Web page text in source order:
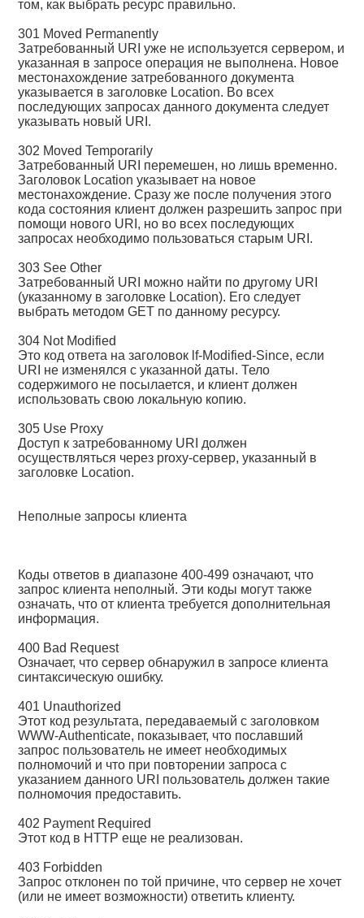
том, как выбрать ресурс правильно.
301 Moved Permanently
Затребованный URI уже не используется сервером, и
указанная в запросе операция не выполнена. Новое
местонахождение затребованного документа
указывается в заголовке Location. Во всех
последующих запросах данного документа следует
указывать новый URI.
302 Moved Temporarily
Затребованный URI перемешен, но лишь временно.
Заголовок Location указывает на новое
местонахождение. Сразу же после получения этого
кода состояния клиент должен разрешить запрос при
помощи нового URI, но во всех последующих
запросах необходимо пользоваться старым URI.
303 See Other
Затребованный URI можно найти по другому URI
(указанному в заголовке Location). Его следует
выбрать методом GET по данному ресурсу.
304 Not Modified
Это код ответа на заголовок lf-Modified-Since, если
URI не изменялся с указанной даты. Тело
содержимого не посылается, и клиент должен
использовать свою локальную копию.
305 Use Proxy
Доступ к затребованному URI должен
осуществляться через proxy-сервер, указанный в
заголовке Location.
Неполные запросы клиента
Коды ответов в диапазоне 400-499 означают, что
запрос клиента неполный. Эти коды могут также
означать, что от клиента требуется дополнительная
информация.
400 Bad Request
Означает, что сервер обнаружил в запросе клиента
синтаксическую ошибку.
401 Unauthorized
Этот код результата, передаваемый с заголовком
WWW-Authenticate, показывает, что пославший
запрос пользователь не имеет необходимых
полномочий и что при повторении запроса с
указанием данного URI пользователь должен такие
полномочия предоставить.
402 Payment Required
Этот код в HTTP еще не реализован.
403 Forbidden
Запрос отклонен по той причине, что сервер не хочет
(или не имеет возможности) ответить клиенту.